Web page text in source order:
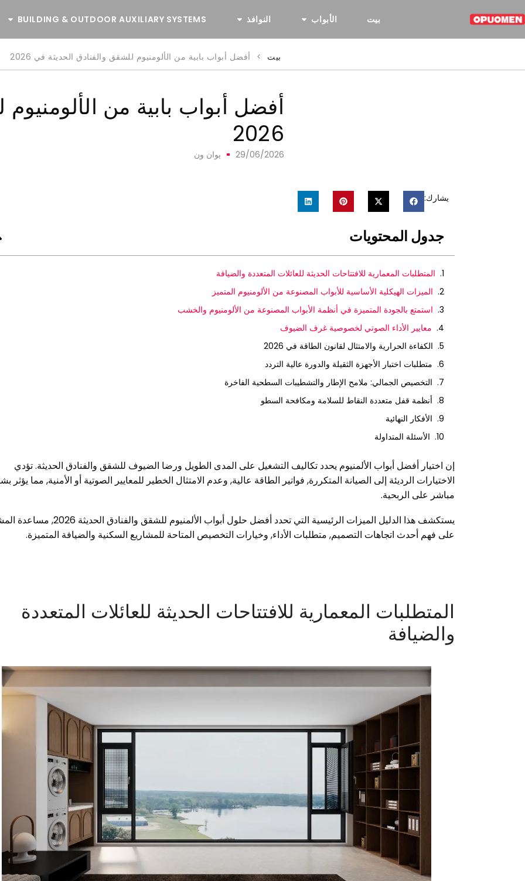
بيت الأبواب النوافذ BUILDING & OUTDOOR AUXILIARY SYSTEMS
بيت > أفضل أبواب بابية من الألومنيوم للشقق والفنادق الحديثة في 2026
أفضل أبواب بابية من
2026
29/06/2026 يوان ون
يشارك:
جدول المحتويات
المتطلبات المعمارية للافتتاحات الحديثة للعائلات المتعددة والضيافة
الميزات الهيكلية الأساسية للأبواب المصنوعة من الألومنيوم المتميز
استمتع بالجودة المتميزة في أنظمة الأبواب المصنوعة من الألومنيوم والخشب
معايير الأداء الصوتي لخصوصية غرف الضيوف
الكفاءة الحرارية والامتثال لقانون الطاقة في 2026
متطلبات اختبار الأجهزة الثقيلة والدورة عالية التردد
التخصيص الجمالي: ملامح الإطار والتشطيبات السطحية الفاخرة
أنظمة قفل متعددة النقاط للسلامة ومكافحة السطو
الأفكار النهائية
الأسئلة المتداولة
إن اختيار أفضل أبواب الألمنيوم يحدد تكاليف التشغيل على المدى الطويل ورضا الضيوف للشقق والفنادق الحديثة. تؤدي
الاختيارات الرديئة إلى الصيانة المتكررة, فواتير الطاقة عالية, وعدم الامتثال الخطير للمعايير الصوتية أو الأمنية, مما يؤثر
مباشر على الربحية.
يستكشف هذا الدليل الميزات الرئيسية التي تحدد أفضل حلول أبواب الألمنيوم للشقق
على فهم أحدث اتجاهات التصميم, متطلبات الأداء, وخيارات التخصيص المتاحة للمشاريع السكنية والضيافة المتميزة.
المتطلبات المعمارية للافتتاحات الحديثة للعائلات المتعددة
والضيافة